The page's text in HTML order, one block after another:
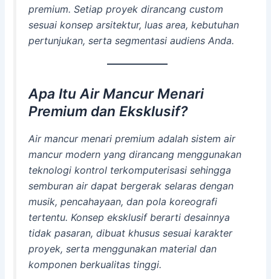
premium. Setiap proyek dirancang custom
sesuai konsep arsitektur, luas area, kebutuhan
pertunjukan, serta segmentasi audiens Anda.
Apa Itu Air Mancur Menari
Premium dan Eksklusif?
Air mancur menari premium adalah sistem air
mancur modern yang dirancang menggunakan
teknologi kontrol terkomputerisasi sehingga
semburan air dapat bergerak selaras dengan
musik, pencahayaan, dan pola koreografi
tertentu. Konsep eksklusif berarti desainnya
tidak pasaran, dibuat khusus sesuai karakter
proyek, serta menggunakan material dan
komponen berkualitas tinggi.